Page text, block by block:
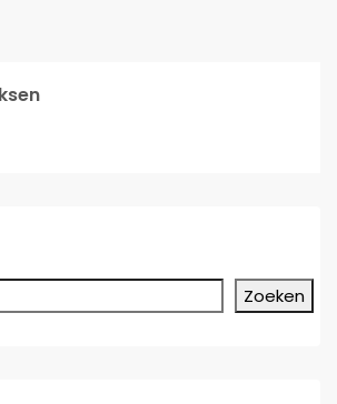
Zoeken